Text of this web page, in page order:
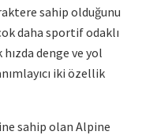
sahip olduğunu
daha sportif odaklı
denge ve yol
iki özellik
sahip olan Alpine